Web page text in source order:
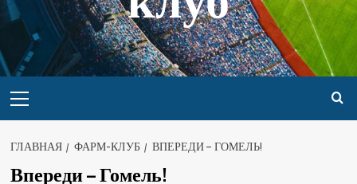
ГЛАВНАЯ ФАРМ-КЛУБ ВПЕРЕДИ – ГОМЕЛЬ!
Впереди – Гомель!